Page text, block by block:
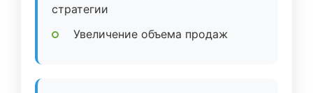
стратегии
Увеличение объема продаж